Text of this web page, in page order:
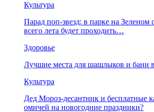
Культура
Парад поп-звезд: в парке на Зеленом
всего лета будет проходить…
Здоровье
Лучшие места для шашлыков и бани
Культура
Дед Мороз-десантник и бесплатные
омичей на новогодние праздники?